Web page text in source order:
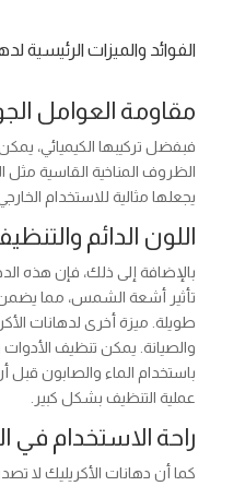
الفوائد والميزات الرئيسية
مقاومة العوامل
فبفضل تركيبها الكيميائي،
الظروف المناخية القاسية مثل
يجعلها مثالية للاستخدام
اللون الدائم
بالإضافة إلى ذلك، فإن هذه
تأثير أشعة الشمس، مما يضمن
طويلة. ميزة أخرى لدهانات
والصيانة. يمكن تنظيف
باستخدام الماء والصابون
عملية التنظيف بشكل كبير.
راحة الاستخدام في
كما أن دهانات الأكريليك لا